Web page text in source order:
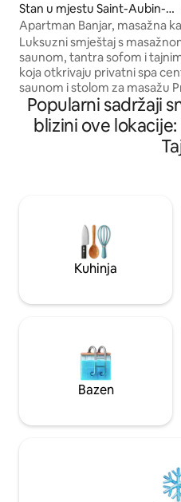
Stan u mjestu Saint-Aubin-
d'Aubigné
Apartman Banjar, masažna
tajna soba
Luksuzni smještaj s
saunom, tantra sofom i
koja otkrivaju privatni spa
saunom i stolom za masažu Priuštite sebi
opuštajući odmor u ovom
veličanstvenom smještaju za
od 66 m² inspirisanom Balijem.
opremljen udobnošću: •
za masažu i saunom • Dnevni
parnim kaminom i pametnim
televizorom • Kupatilo s
tušem • Kauč Tantra
Popularni sadržaji
blizini ove
Kuhinja
Bazen